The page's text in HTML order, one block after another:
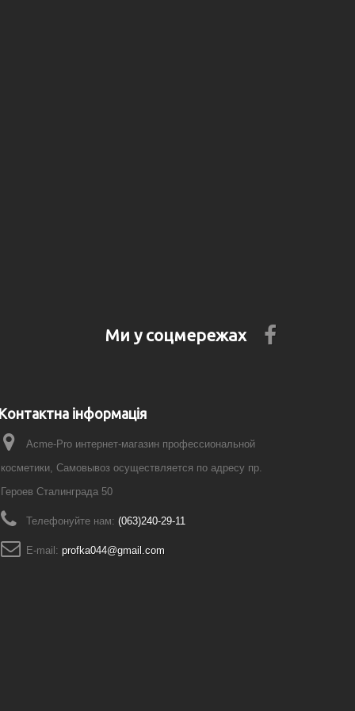
Ми у соцмережах
Контактна інформація
Acme-Pro интернет-магазин профессиональной
косметики, Самовывоз осуществляется по адресу пр.
Героев Сталинграда 50
Телефонуйте нам: (063)240-29-11
E-mail: profka044@gmail.com